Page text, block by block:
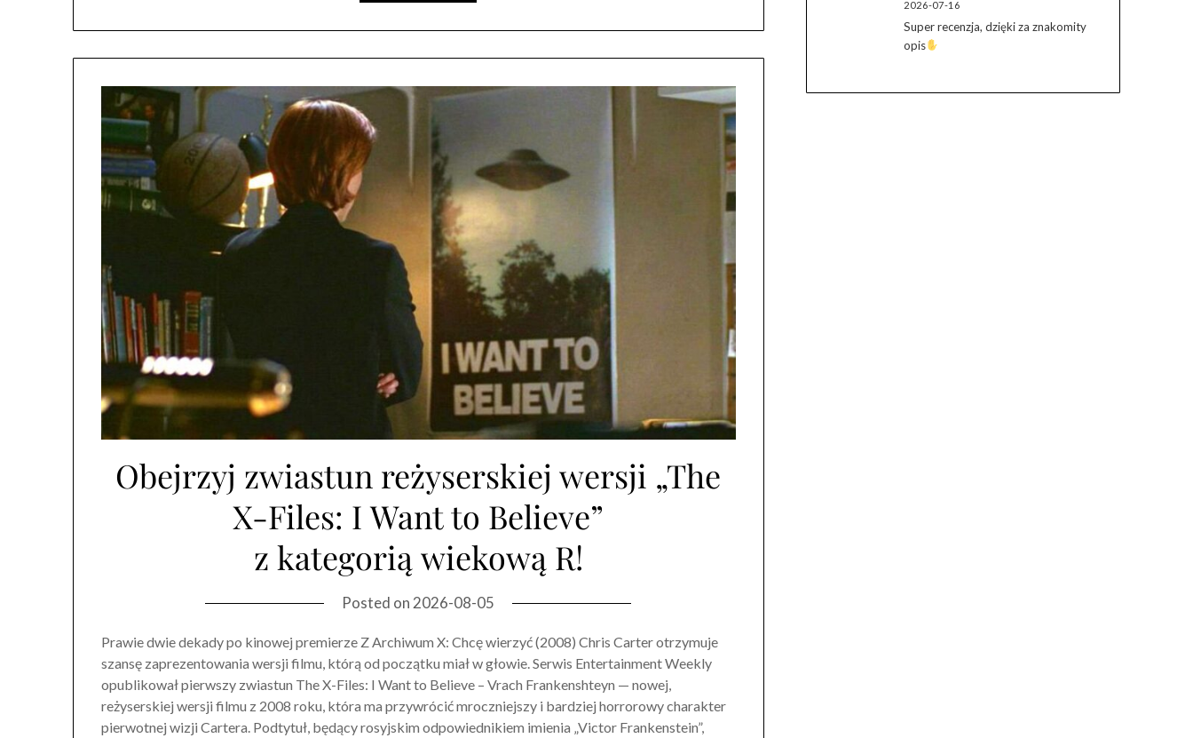
Obejrzyj zwiastun reżyserskiej wersji „The
X-Files: I Want to Believe”
z kategorią wiekową R!
Posted on 2026-08-05
Prawie dwie dekady po kinowej premierze Z Archiwum X: Chcę wierzyć (2008) Chris Carter otrzymuje
szansę zaprezentowania wersji filmu, którą od początku miał w głowie. Serwis Entertainment Weekly
opublikował pierwszy zwiastun The X-Files: I Want to Believe – Vrach Frankenshteyn — nowej,
reżyserskiej wersji filmu z 2008 roku, która ma przywrócić mroczniejszy i bardziej horrorowy charakter
pierwotnej wizji Cartera. Podtytuł, będący rosyjskim odpowiednikiem imienia „Victor Frankenstein”,
2026-07-16
Super recenzja, dzięki za znakomity
opis